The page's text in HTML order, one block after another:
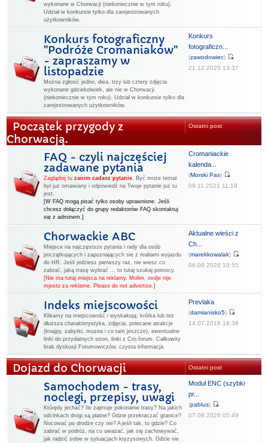
wykonane w Chorwacji (niekoniecznie w tym roku).
Udział w konkursie tylko dla zarejestrowanych
użytkowników.
Konkurs fotograficzny
"Podróże Cromaniaków"
- zapraszamy w
listopadzie
Można zgłosić jedno, dwa, trzy lub cztery zdjęcia
wykonane gdziekolwiek, ale nie w Chorwacji
(niekoniecznie w tym roku). Udział w konkursie tylko dla
zarejestrowanych użytkowników.
Konkurs
fotograficzn...
(zawodowiec)
21.12.2025 13:37
Początek przygody z
Chorwacją.
Ostatni post
FAQ - czyli najczęściej
zadawane pytania
Zaglądnij tu zanim zadasz pytanie. Być może temat
był już omawiany i odpowiedź na Twoje pytanie już tu
jest.
[W FAQ mogą pisać tylko osoby uprawnione. Jeśli
chcesz dołączyć do grupy redaktorów FAQ skontaktuj
się z adminem.]
Cromaniackie
kalenda...
(Morski Pas)
09.11.2021 11:19
Chorwackie ABC
Miejsce na najczęstsze pytania i rady dla osób
początkujących i zapoznających sie z realiami wyjazdu
do HR. Jeśli jedziesz pierwszy raz, nie wiesz co
zabrać, jaką trasę wybrać ... to tutaj szukaj pomocy.
[Nie ma tutaj miejsca na reklamy. Molim, ovdje nije
mjesto za reklame. Please do not advertise.]
Aktualne wieści z
Ch...
(marekkowalak)
06.08.2026 10:55
Indeks miejscowości
Klikamy na miejscowość i wyskakują: krótka lub też
dłuższa charakterystyka, zdjęcia, polecane atrakcje
(knajpy, zabytki, muzea i co tam jeszcze), ewentualne
linki do przydatnych stron, linki z Cro.forum. Całkowity
brak dyskusji Forumowiczów, czysta informacja.
Prevlaka
(damianisko5)
14.07.2016 18:38
Dojazd do Chorwacji Ostatni post
Samochodem - trasy,
noclegi, przepisy, uwagi
Którędy jechać? Ile zajmuje pokonanie trasy? Na jakich
odcinkach drogi są płatne? Gdzie przekraczać granice?
Nocować po drodze czy nie? A jeśli tak, to gdzie? Co
zabrać w podróż, na co uważać, jak się zachowywać,
jak radzić sobie w sytuacjach kryzysowych. Gdzie nie
Moduł ENC (szybki
pr...
(pablus)
07.08.2026 05:49